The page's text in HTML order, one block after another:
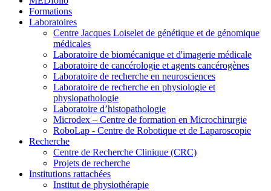
Formations
Laboratoires
Centre Jacques Loiselet de génétique et de génomique
médicales
Laboratoire de biomécanique et d'imagerie médicale
Laboratoire de cancérologie et agents cancérogènes
Laboratoire de recherche en neurosciences
Laboratoire de recherche en physiologie et
physiopathologie
Laboratoire d’histopathologie
Microdex – Centre de formation en Microchirurgie
RoboLap - Centre de Robotique et de Laparoscopie
Recherche
Centre de Recherche Clinique (CRC)
Projets de recherche
Institutions rattachées
Institut de physiothérapie